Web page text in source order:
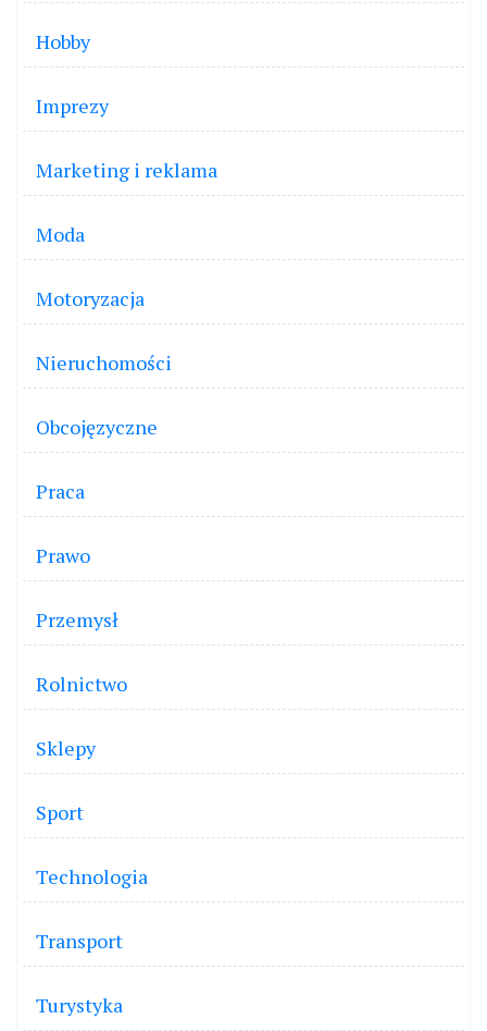
Hobby
Imprezy
Marketing i reklama
Moda
Motoryzacja
Nieruchomości
Obcojęzyczne
Praca
Prawo
Przemysł
Rolnictwo
Sklepy
Sport
Technologia
Transport
Turystyka